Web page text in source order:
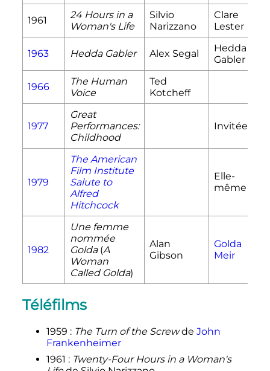
1961
24 Hours in a
Woman's Life
Silvio
Narizzano
Clare
Lester
1963 Hedda Gabler Alex Segal
Hedda
Gabler
1966
The Human
Voice
Ted
Kotcheff
1977
Great
Performances:
Childhood
Invitée
1979
The American
Film Institute
Salute to
Alfred
Hitchcock
Elle-
même
1982
Une femme
nommée
Golda(A
Woman
Called Golda)
Alan
Gibson
Golda
Meir
Téléfilms
1959 : The Turn of the Screwde John
Frankenheimer
1961 : Twenty-Four Hours in a Woman's